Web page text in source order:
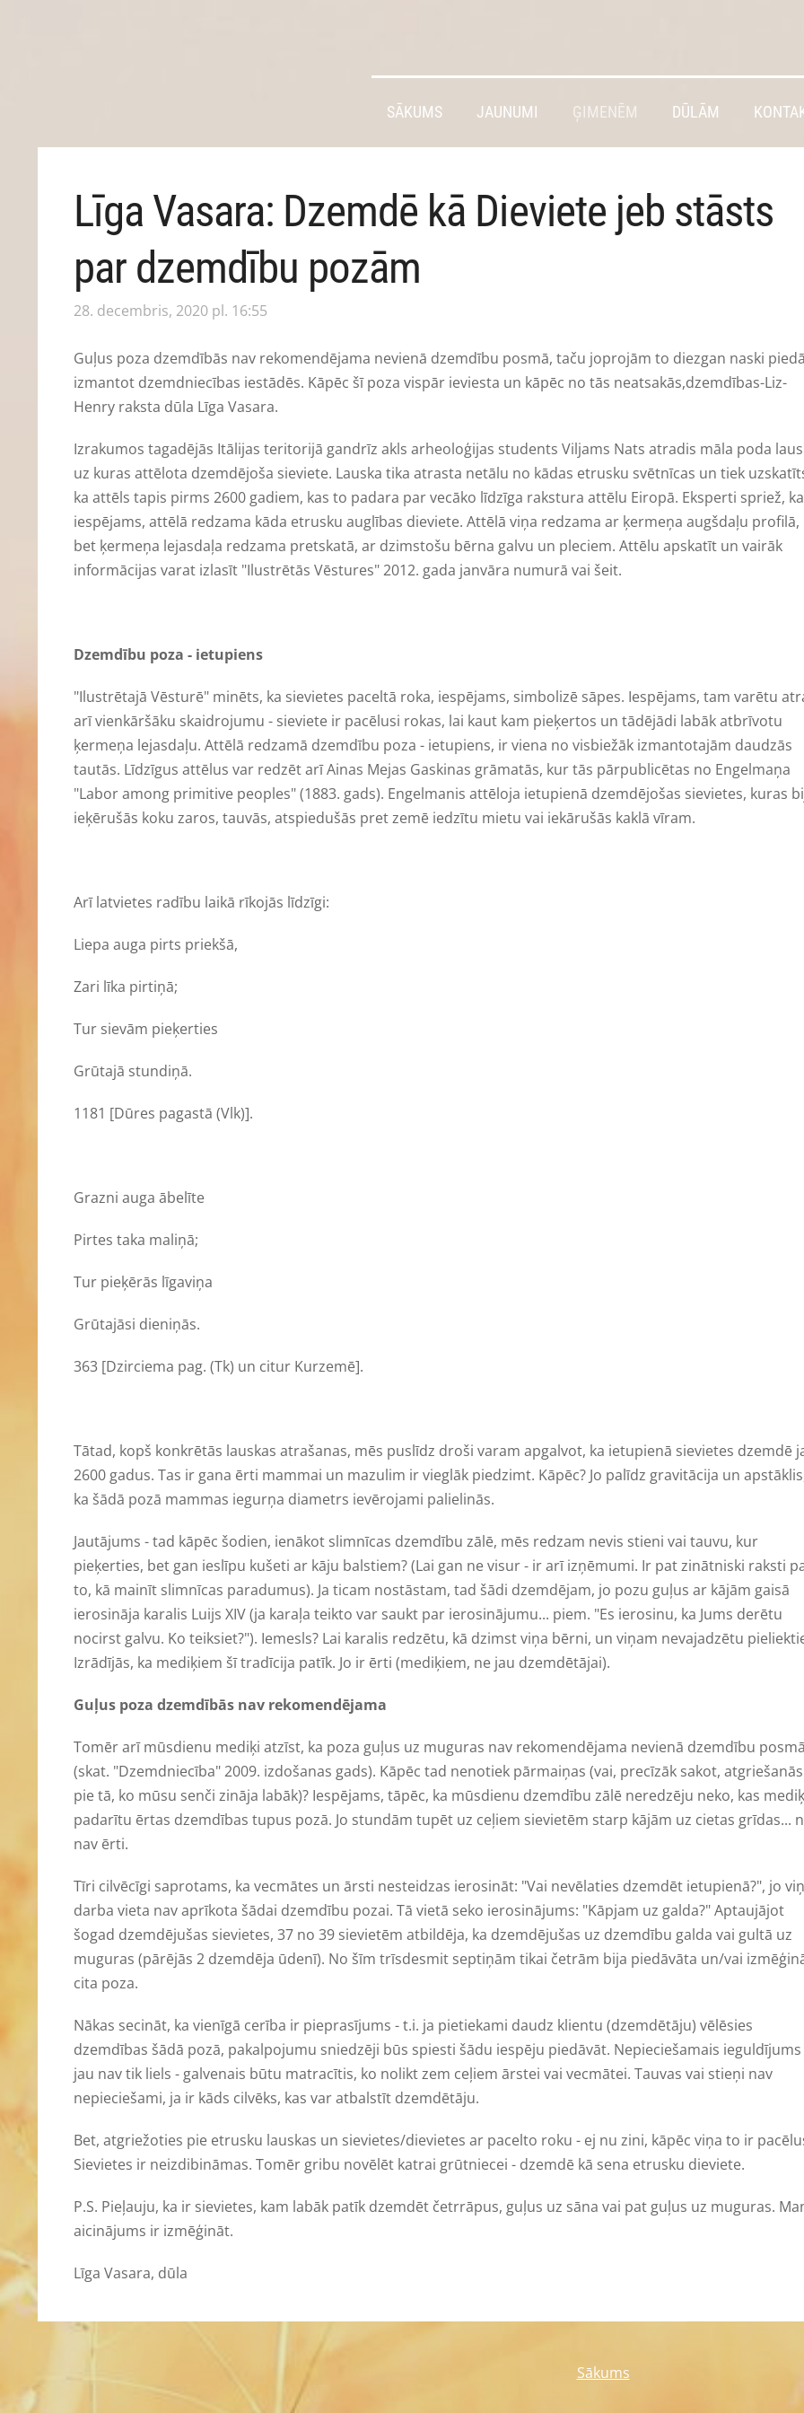
SĀKUMS JAUNUMI ĢIMENĒM DŪLĀM
Līga Vasara: Dzemdē kā Dieviete jeb stāsts
par dzemdību pozām
28. decembris, 2020 pl. 16:55
Guļus poza dzemdībās nav rekomendējama nevienā dzemdību posmā, taču joprojām to diezgan naski
izmantot dzemdniecības iestādēs. Kāpēc šī poza vispār ieviesta un kāpēc no tās neatsakās,dzemdības-Liz-
Henry raksta dūla Līga Vasara.
Izrakumos tagadējās Itālijas teritorijā gandrīz akls arheoloģijas students Viljams Nats atradis māla poda
uz kuras attēlota dzemdējoša sieviete. Lauska tika atrasta netālu no kādas etrusku svētnīcas un tiek
ka attēls tapis pirms 2600 gadiem, kas to padara par vecāko līdzīga rakstura attēlu Eiropā. Eksperti spriež,
iespējams, attēlā redzama kāda etrusku auglības dieviete. Attēlā viņa redzama ar ķermeņa augšdaļu profilā,
bet ķermeņa lejasdaļa redzama pretskatā, ar dzimstošu bērna galvu un pleciem. Attēlu apskatīt un vairāk
informācijas varat izlasīt "Ilustrētās Vēstures" 2012. gada janvāra numurā vai šeit.
Dzemdību poza - ietupiens
"Ilustrētajā Vēsturē" minēts, ka sievietes paceltā roka, iespējams, simbolizē sāpes. Iespējams, tam varētu
arī vienkāršāku skaidrojumu - sieviete ir pacēlusi rokas, lai kaut kam pieķertos un tādējādi labāk atbrīvotu
ķermeņa lejasdaļu. Attēlā redzamā dzemdību poza - ietupiens, ir viena no visbiežāk izmantotajām daudzās
tautās. Līdzīgus attēlus var redzēt arī Ainas Mejas Gaskinas grāmatās, kur tās pārpublicētas no Engelmaņa
"Labor among primitive peoples" (1883. gads). Engelmanis attēloja ietupienā dzemdējošas sievietes, kuras
ieķērušās koku zaros, tauvās, atspiedušās pret zemē iedzītu mietu vai iekārušās kaklā vīram.
Arī latvietes radību laikā rīkojās līdzīgi:
Liepa auga pirts priekšā,
Zari līka pirtiņā;
Tur sievām pieķerties
Grūtajā stundiņā.
1181 [Dūres pagastā (Vlk)].
Grazni auga ābelīte
Pirtes taka maliņā;
Tur pieķērās līgaviņa
Grūtajāsi dieniņās.
363 [Dzirciema pag. (Tk) un citur Kurzemē].
Tātad, kopš konkrētās lauskas atrašanas, mēs puslīdz droši varam apgalvot, ka ietupienā sievietes dzemdē
2600 gadus. Tas ir gana ērti mammai un mazulim ir vieglāk piedzimt. Kāpēc? Jo palīdz gravitācija un
ka šādā pozā mammas iegurņa diametrs ievērojami palielinās.
Jautājums - tad kāpēc šodien, ienākot slimnīcas dzemdību zālē, mēs redzam nevis stieni vai tauvu, kur
pieķerties, bet gan ieslīpu kušeti ar kāju balstiem? (Lai gan ne visur - ir arī izņēmumi. Ir pat zinātniski raksti
to, kā mainīt slimnīcas paradumus). Ja ticam nostāstam, tad šādi dzemdējam, jo pozu guļus ar kājām gaisā
ierosināja karalis Luijs XIV (ja karaļa teikto var saukt par ierosinājumu... piem. "Es ierosinu, ka Jums derētu
nocirst galvu. Ko teiksiet?"). Iemesls? Lai karalis redzētu, kā dzimst viņa bērni, un viņam nevajadzētu
Izrādījās, ka mediķiem šī tradīcija patīk. Jo ir ērti (mediķiem, ne jau dzemdētājai).
Guļus poza dzemdībās nav rekomendējama
Tomēr arī mūsdienu mediķi atzīst, ka poza guļus uz muguras nav rekomendējama nevienā dzemdību posmā
(skat. "Dzemdniecība" 2009. izdošanas gads). Kāpēc tad nenotiek pārmaiņas (vai, precīzāk sakot, atgriešanās
pie tā, ko mūsu senči zināja labāk)? Iespējams, tāpēc, ka mūsdienu dzemdību zālē neredzēju neko, kas
padarītu ērtas dzemdības tupus pozā. Jo stundām tupēt uz ceļiem sievietēm starp kājām uz cietas grīdas...
nav ērti.
Tīri cilvēcīgi saprotams, ka vecmātes un ārsti nesteidzas ierosināt: "Vai nevēlaties dzemdēt ietupienā?", jo
darba vieta nav aprīkota šādai dzemdību pozai. Tā vietā seko ierosinājums: "Kāpjam uz galda?" Aptaujājot
šogad dzemdējušas sievietes, 37 no 39 sievietēm atbildēja, ka dzemdējušas uz dzemdību galda vai gultā uz
muguras (pārējās 2 dzemdēja ūdenī). No šīm trīsdesmit septiņām tikai četrām bija piedāvāta un/vai
cita poza.
Nākas secināt, ka vienīgā cerība ir pieprasījums - t.i. ja pietiekami daudz klientu (dzemdētāju) vēlēsies
dzemdības šādā pozā, pakalpojumu sniedzēji būs spiesti šādu iespēju piedāvāt. Nepieciešamais ieguldījums
jau nav tik liels - galvenais būtu matracītis, ko nolikt zem ceļiem ārstei vai vecmātei. Tauvas vai stieņi nav
nepieciešami, ja ir kāds cilvēks, kas var atbalstīt dzemdētāju.
Bet, atgriežoties pie etrusku lauskas un sievietes/dievietes ar pacelto roku - ej nu zini, kāpēc viņa to ir
Sievietes ir neizdibināmas. Tomēr gribu novēlēt katrai grūtniecei - dzemdē kā sena etrusku dieviete.
P.S. Pieļauju, ka ir sievietes, kam labāk patīk dzemdēt četrrāpus, guļus uz sāna vai pat guļus uz muguras.
aicinājums ir izmēģināt.
Līga Vasara, dūla
Sākums